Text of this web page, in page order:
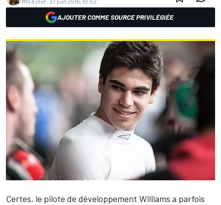
AJOUTER COMME SOURCE PRIVILÉGIÉE
Certes, le pilote de développement Williams a parfois